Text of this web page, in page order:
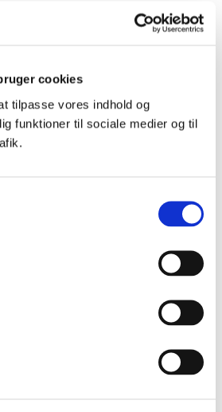
cookies
tilpasse vores indhold og
funktioner til sociale medier og til